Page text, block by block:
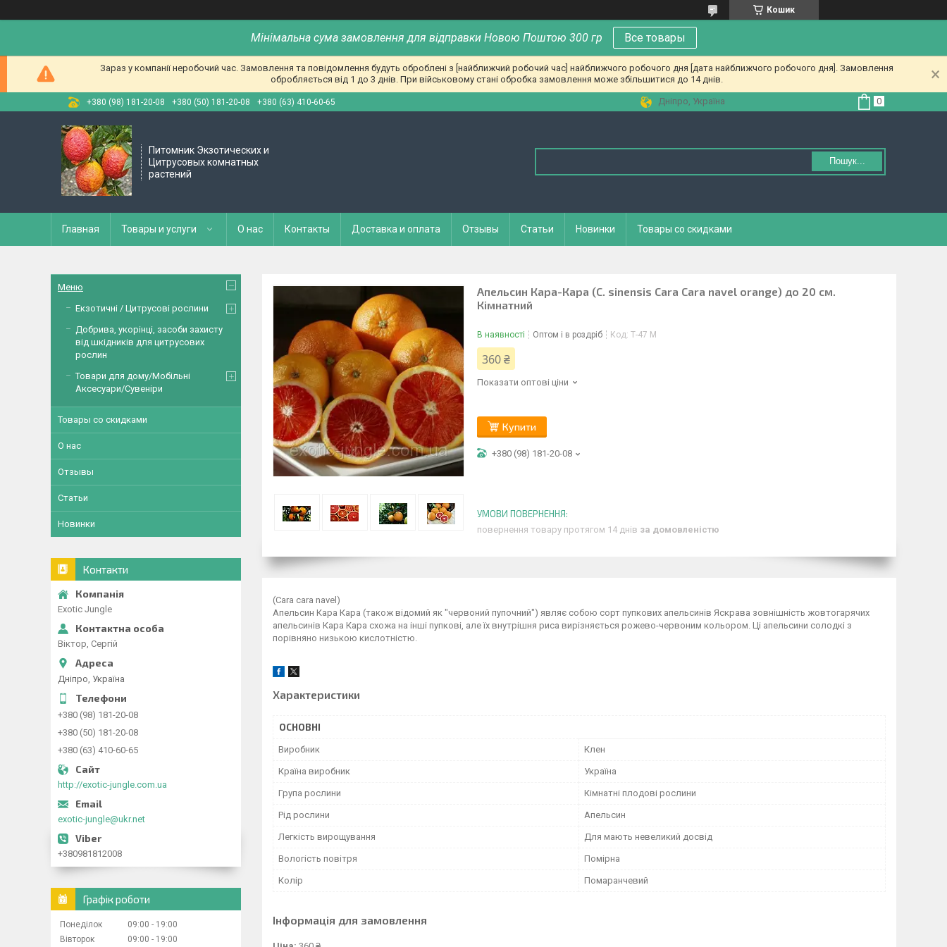
Кошик
Мінімальна сума замовлення для відправки Новою Поштою 300 гр Все товары
Зараз у компанії неробочий час. Замовлення та повідомлення будуть оброблені з [найближчий робочий час] найближчого робочого дня [дата найближчого робочого дня]. Замовлення
обробляється від 1 до 3 днів. При військовому стані обробка замовлення може збільшитися до 14 днів.
+380 (98) 181-20-08 +380 (50) 181-20-08 +380 (63) 410-60-65 Дніпро, Україна
Питомник Экзотических и
Цитрусовых комнатных
растений
Пошук...
Главная Товары и услуги О нас Контакты Доставка и оплата Отзывы Статьи Новинки Товары со скидками
Апельсин Кара-Кара (C. sinensis Cara Cara navel orange) до 20 см.
Кімнатний
В наявності Оптом і в роздріб Код: Т-47 M
360 ₴
Показати оптові ціни
Купити
+380 (98) 181-20-08
повернення товару протягом 14 днів за домовленістю
(Cara cara navel)
Апельсин Кара Кара (також відомий як "червоний пупочний") являє собою сорт пупкових апельсинів Яскрава зовнішність жовтогарячих
апельсинів Кара Кара схожа на інші пупкові, але їх внутрішня риса вирізняється рожево-червоним кольором. Ці апельсини солодкі з
порівняно низькою кислотністю.
Характеристики
ОСНОВНІ
Виробник Клен
Країна виробник Україна
Група рослини Кімнатні плодові рослини
Рід рослини Апельсин
Легкість вирощування Для мають невеликий досвід
Вологість повітря Помірна
Колір Помаранчевий
Інформація для замовлення
Меню
Екзотичні / Цитрусові рослини
Добрива, укорінці, засоби захисту
від шкідників для цитрусових
рослин
Товари для дому/Мобільні
Аксесуари/Сувеніри
Товары со скидками
О нас
Отзывы
Статьи
Новинки
Контакти
Exotic Jungle
Віктор, Сергій
Дніпро, Україна
+380 (98) 181-20-08
+380 (50) 181-20-08
+380 (63) 410-60-65
http://exotic-jungle.com.ua
exotic-jungle@ukr.net
+380981812008
Графік роботи
Понеділок 09:00
19:00
Вівторок
09:00 19:00